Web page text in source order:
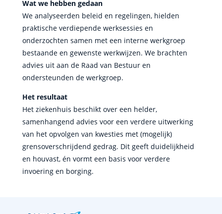
Wat we hebben gedaan
We analyseerden beleid en regelingen, hielden
praktische verdiepende werksessies en
onderzochten samen met een interne werkgroep
bestaande en gewenste werkwijzen. We brachten
advies uit aan de Raad van Bestuur en
ondersteunden de werkgroep.
Het resultaat
Het ziekenhuis beschikt over een helder,
samenhangend advies voor een verdere uitwerking
van het opvolgen van kwesties met (mogelijk)
grensoverschrijdend gedrag. Dit geeft duidelijkheid
en houvast, én vormt een basis voor verdere
invoering en borging.